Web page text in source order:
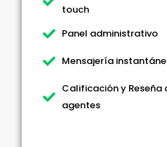
touch
Panel administrativo
Mensajería
Calificación y Reseña
agentes